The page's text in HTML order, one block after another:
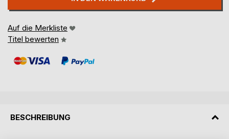
Auf die Merkliste
Titel bewerten
BESCHREIBUNG